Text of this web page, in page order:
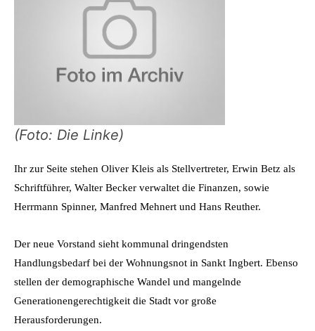
(Foto: Die Linke)
Ihr zur Seite stehen Oliver Kleis als Stellvertreter, Erwin Betz als
Schriftführer, Walter Becker verwaltet die Finanzen, sowie
Herrmann Spinner, Manfred Mehnert und Hans Reuther.
Der neue Vorstand sieht kommunal dringendsten
Handlungsbedarf bei der Wohnungsnot in Sankt Ingbert. Ebenso
stellen der demographische Wandel und mangelnde
Generationengerechtigkeit die Stadt vor große
Herausforderungen.